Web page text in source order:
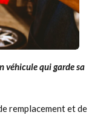
véhicule qui garde sa
remplacement et de